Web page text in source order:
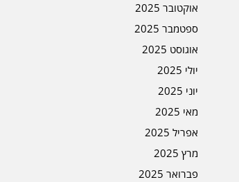
אוקטובר 2025
ספטמבר 2025
אוגוסט 2025
יולי 2025
יוני 2025
מאי 2025
אפריל 2025
מרץ 2025
פברואר 2025